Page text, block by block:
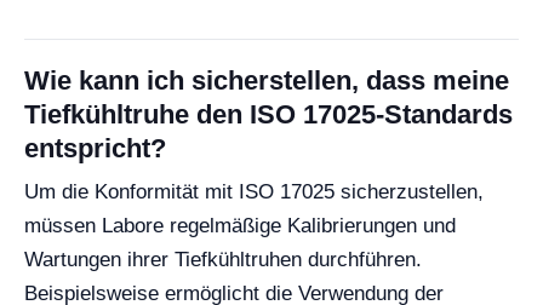
Wie kann ich sicherstellen, dass meine
Tiefkühltruhe den ISO 17025-Standards
entspricht?
Um die Konformität mit ISO 17025 sicherzustellen,
müssen Labore regelmäßige Kalibrierungen und
Wartungen ihrer Tiefkühltruhen durchführen.
Beispielsweise ermöglicht die Verwendung der